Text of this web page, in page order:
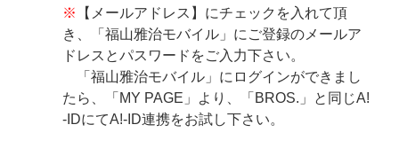
※
【メールアドレス】にチェックを入れて頂
き、「福山雅治モバイル」にご登録のメールア
ドレスとパスワードをご入力下さい。
「福山雅治モバイル」にログインができまし
たら、「MY PAGE」より、「BROS.」と同じA!
-IDにてA!-ID連携をお試し下さい。